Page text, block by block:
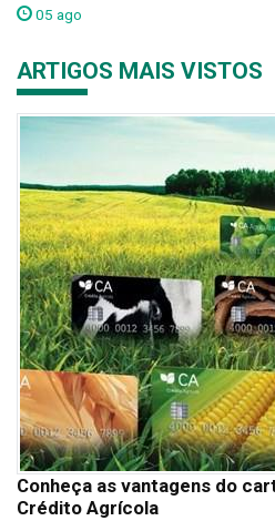
05 ago
ARTIGOS MAIS VISTOS
Conheça as vantagens do
Crédito Agrícola